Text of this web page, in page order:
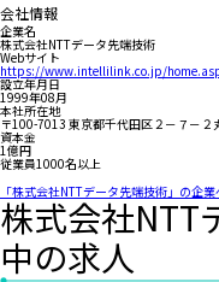
会社情報
企業名
株式会社NTTデータ先端技術
Webサイト
https://www.intellilink.co.jp/
設立年月日
1999年08月
本社所在地
〒100-7013 東京都千代田区２－７－
資本金
1億円
従業員1000名以上
「株式会社NTTデータ先端技術」の企
株式会社NTT
中の求人